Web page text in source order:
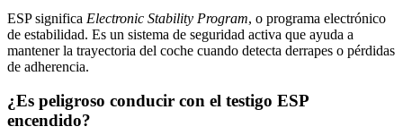
ESP significa Electronic Stability Program, o programa electrónico
de estabilidad. Es un sistema de seguridad activa que ayuda a
mantener la trayectoria del coche cuando detecta derrapes o pérdidas
de adherencia.
¿Es peligroso conducir con el testigo ESP
encendido?